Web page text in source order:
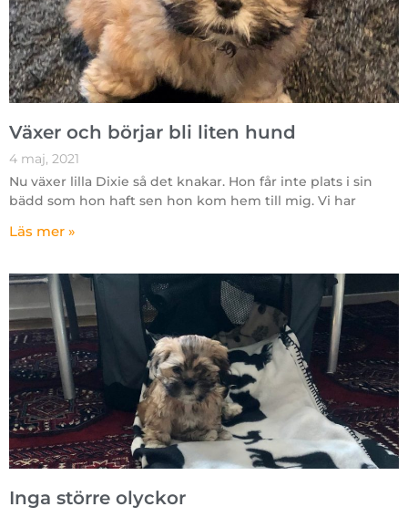
Växer och börjar bli liten hund
4 maj, 2021
Nu växer lilla Dixie så det knakar. Hon får inte plats i sin
bädd som hon haft sen hon kom hem till mig. Vi har
Läs mer »
Inga större olyckor